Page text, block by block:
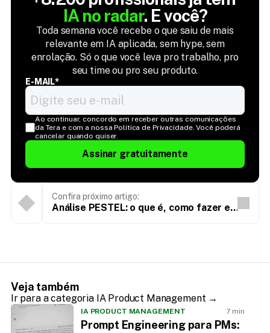
IA no radar. E você?
Toda semana você recebe o que saiu de mais
relevante em IA aplicada, sem hype, sem
enrolação. Só o que você leva pro trabalho, pro
seu time ou pro seu produto.
E-MAIL*
Ao continuar, concordo em receber outras comunicações
da Tera e com a nossa Política de Privacidade. Você poderá
cancelar quando quiser.
Assinar gratuitamente
Confira próximo artigo:
Análise PESTEL: o que é, como fazer e
Veja também
Ir para a categoria IA Product Management →
IA PRODUCT MANAGEMENT 7 min
Prompt Engineering para PMs: